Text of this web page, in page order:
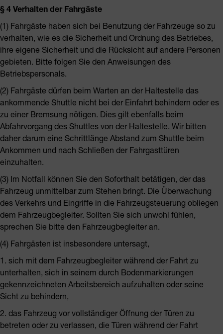
§ 4 Verhalten der Fahrgäste
(1) Fahrgäste haben sich bei Benutzung der Fahrzeuge so zu
verhalten, wie es die Sicherheit und Ordnung des Betriebes,
ihre eigene Sicherheit und die Rücksicht auf andere Personen
gebieten. Bitte folgen Sie den Anweisungen des
Betriebspersonals.
(2) Fahrgäste dürfen beim Warten an der Haltestelle das
ankommende Shuttle nicht bei der Einfahrt behindern oder es
zu einer Bremsung nötigen. Dies gilt ebenfalls beim
Abfahrvorgang des Shuttles von der Haltestelle. Wir bitten
daher darum eine Schrittlänge Abstand zum Shuttle beim
Ankommen und nach Schließen der Fahrgasttüren
einzuhalten.
(3) Im Notfall können Sie den Soforthalt betätigen, der das
Fahrzeug unmittelbar zum Stehen bringt. Die Überwachung
des Verkehrs und Eingriffe in die Fahrzeugsteuerung obliegen
dem Fahrzeugbegleiter. Sollten Sie sich unwohl fühlen,
sprechen Sie bitte den Fahrzeugbegleiter an.
(4) Fahrgästen ist insbesondere untersagt,
1. sich mit dem Fahrzeugbegleiter während der Fahrt zu
unterhalten, sich in seinem durch Bodenmarkierungen
gekennzeichneten Arbeitsbereich aufzuhalten oder seine
Sicht zu behindern,
2. das Fahrzeug vor vollständiger Öffnung der Türen zu
betreten oder zu verlassen, die Türen während der Fahrt